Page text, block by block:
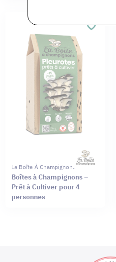
La Boîte À Champignons
Boîtes à Champignons –
Prêt à Cultiver pour 4
personnes